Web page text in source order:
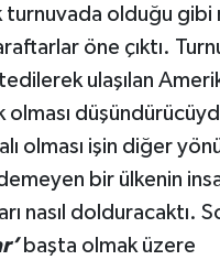
turnuvada olduğu gibi
öne çıktı.
ulaşılan
olması işin diğer
bir ülkenin
nasıl dolduracaktı.
başta olmak üzere